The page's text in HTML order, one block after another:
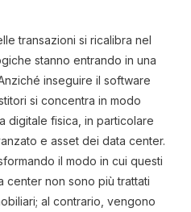
transazioni si ricalibra nel
stanno entrando in una
inseguire il software
si concentra in modo
digitale fisica, in particolare
e asset dei data center.
il modo in cui questi
center non sono più trattati
al contrario, vengono